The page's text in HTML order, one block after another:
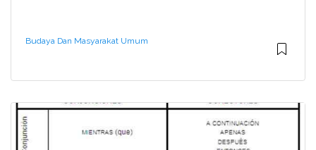
Budaya Dan Masyarakat Umum